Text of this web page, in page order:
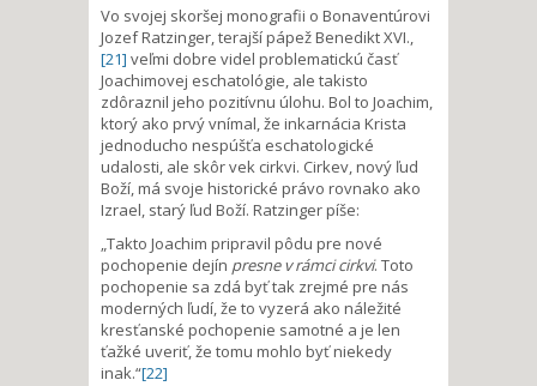
Vo svojej skoršej monografii o Bonaventúrovi
Jozef Ratzinger, terajší pápež Benedikt XVI.,
[21] veľmi dobre videl problematickú časť
Joachimovej eschatológie, ale takisto
zdôraznil jeho pozitívnu úlohu. Bol to Joachim,
ktorý ako prvý vnímal, že inkarnácia Krista
jednoducho nespúšťa eschatologické
udalosti, ale skôr vek cirkvi. Cirkev, nový ľud
Boží, má svoje historické právo rovnako ako
Izrael, starý ľud Boží. Ratzinger píše:
„Takto Joachim pripravil pôdu pre nové
pochopenie dejín presne v rámci cirkvi. Toto
pochopenie sa zdá byť tak zrejmé pre nás
moderných ľudí, že to vyzerá ako náležité
kresťanské pochopenie samotné a je len
ťažké uveriť, že tomu mohlo byť niekedy
inak.“[22]